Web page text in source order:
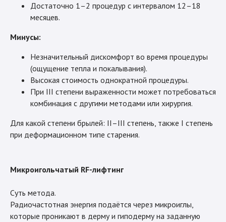
Достаточно 1–2 процедур с интервалом 12–18
месяцев.
Минусы:
Незначительный дискомфорт во время процедуры
(ощущение тепла и покалывания).
Высокая стоимость однократной процедуры.
При III степени выраженности может потребоваться
комбинация с другими методами или хирургия.
Для какой степени брылей: II–III степень, также I степень
при деформационном типе старения.
Микроигольчатый RF-лифтинг
Суть метода.
Радиочастотная энергия подаётся через микроиглы,
которые проникают в дерму и гиподерму на заданную